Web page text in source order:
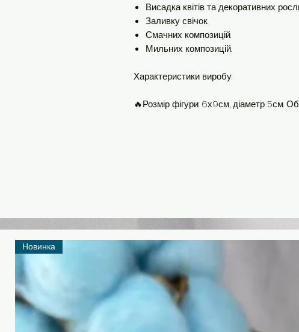
Висадка квітів та декоративних
Заливку свічок.
Смачних композицій.
Мильних композицій.
Характеристики виробу:
🔥Розмір фігури: 6х9см, діаметр 5см.
Новинка